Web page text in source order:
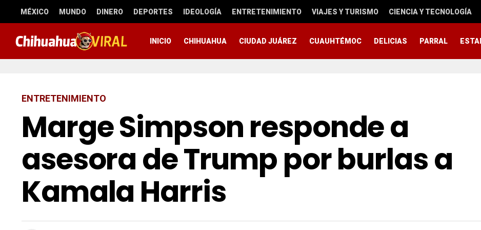
MÉXICO MUNDO DINERO DEPORTES IDEOLOGÍA ENTRETENIMIENTO VIAJES Y TURISMO CIENCIA Y TECNOLOGÍA
INICIO CHIHUAHUA CIUDAD JUÁREZ CUAUHTÉMOC DELICIAS PARRAL
ENTRETENIMIENTO
Marge Simpson responde a
asesora de Trump por burlas a
Kamala Harris